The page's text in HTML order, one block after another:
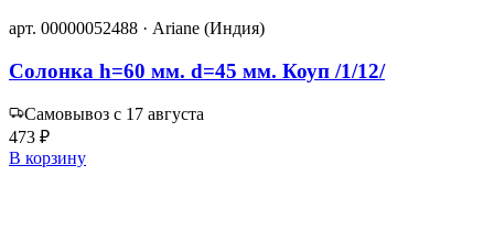
арт. 00000052488 · Ariane (Индия)
Солонка h=60 мм. d=45 мм. Коуп /1/12/
Самовывоз с 17 августа
473 ₽
В корзину